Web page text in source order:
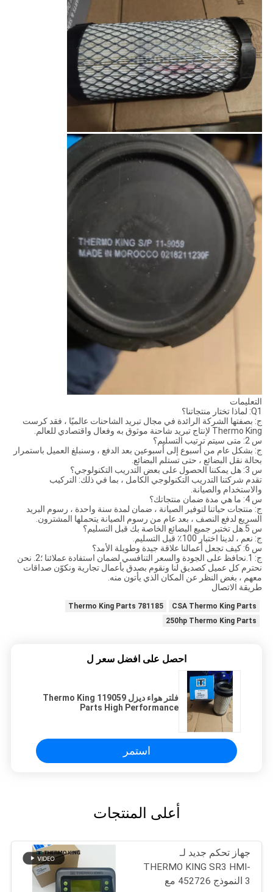
التعليمات
Q1: لماذا تختار منتجاتنا؟
ج: بصفتها الشركة الرائدة في مجال تبريد الشاحنات عالميًا ، فقد كرست
Thermo King لإنتاج تبريد شاحنة موثوق به وفعال واقتصادي للعالم.
س 2: متى سيتم ترتيب التسليم؟
ج: بشكل عام من أسبوع إلى أسبوعين بعد الدفع ، وسنبلغ العميل باستمرار
بحالة نقل البضائع ، حتى تستلم البضائع.
س 3: هل يمكننا الحصول على بعض التدريب التكنولوجي؟
تقدم شركتنا التدريب التكنولوجي الكامل ، بما في ذلك: التركيب
والاستخدام والصيانة.
س 4: ما هي مدة ضمان منتجاتك؟
ج: منتجات حياتنا لتوفير الصيانة ، ضمان لمدة سنة واحدة ، رسوم البريد
السريع لدفع النصف ، بعد عام من رسوم الصيانة يتحملها المشترون.
س 5.هل تختبر جميع البضائع الخاصة بك قبل التسليم؟
ج: نعم ، لدينا اختبار 100٪ قبل التسليم.
س 6: كيف تجعل أعمالنا علاقة جيدة وطويلة الأمد؟
ج: 1.نحافظ على الجودة والسعر التنافسي لضمان استفادة عملائنا ؛2. نحن
نحترم كل عميل كصديق لنا ونقوم بصدق بأعمال تجارية ونكوّن صداقات
معهم ، بغض النظر عن المكان الذي يأتون منه.
طريقة الاتصال
CSA Thermo King Parts
781185 Thermo King Parts
250hp Thermo King Parts
احصل على افضل سعر ل
فلتر هواء ديزل 119059 Thermo King
Parts High Performance
استمر
أعلى المنتجات
جهاز تحكم جديد لـ
THERMO KING SR3 HMI-
3 النموذج 452726 مع